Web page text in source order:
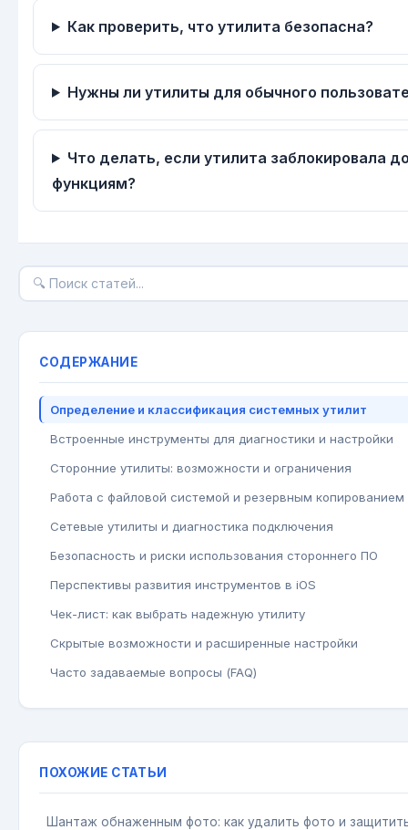
Как проверить, что утилита безопасна?
Нужны ли утилиты для обычного
Что делать, если утилита заблокировала
функциям?
СОДЕРЖАНИЕ
Определение и классификация системных утилит
Встроенные инструменты для диагностики и настройки
Сторонние утилиты: возможности и ограничения
Работа с файловой системой и резервным копированием
Сетевые утилиты и диагностика подключения
Безопасность и риски использования стороннего ПО
Перспективы развития инструментов в iOS
Чек-лист: как выбрать надежную утилиту
Скрытые возможности и расширенные настройки
Часто задаваемые вопросы (FAQ)
ПОХОЖИЕ СТАТЬИ
Шантаж обнаженным фото: как удалить фото и